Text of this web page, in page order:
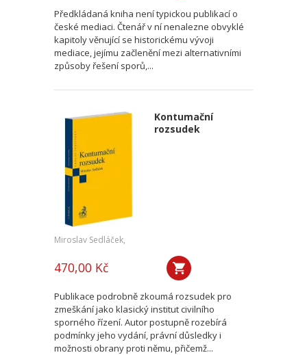
Předkládaná kniha není typickou publikací o
české mediaci. Čtenář v ní nenalezne obvyklé
kapitoly věnující se historickému vývoji
mediace, jejímu začlenění mezi alternativními
způsoby řešení sporů,...
Kontumační
rozsudek
Miroslav Sedláček,
470,00 Kč
Publikace podrobně zkoumá rozsudek pro
zmeškání jako klasický institut civilního
sporného řízení. Autor postupně rozebírá
podmínky jeho vydání, právní důsledky i
možnosti obrany proti němu, přičemž...